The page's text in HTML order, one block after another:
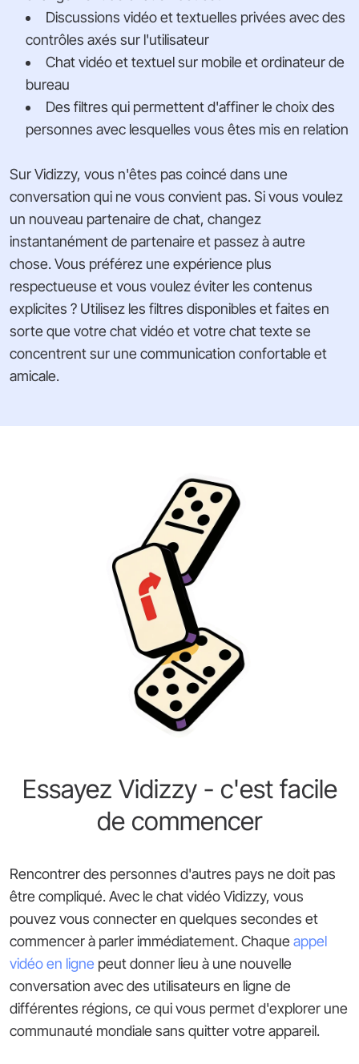
Discussions vidéo et textuelles privées avec des
contrôles axés sur l'utilisateur
Chat vidéo et textuel sur mobile et ordinateur de
bureau
Des filtres qui permettent d'affiner le choix des
personnes avec lesquelles vous êtes mis en relation
Sur Vidizzy, vous n'êtes pas coincé dans une
conversation qui ne vous convient pas. Si vous voulez
un nouveau partenaire de chat, changez
instantanément de partenaire et passez à autre
chose. Vous préférez une expérience plus
respectueuse et vous voulez éviter les contenus
explicites ? Utilisez les filtres disponibles et faites en
sorte que votre chat vidéo et votre chat texte se
concentrent sur une communication confortable et
amicale.
Essayez Vidizzy - c'est facile
de commencer
Rencontrer des personnes d'autres pays ne doit pas
être compliqué. Avec le chat vidéo Vidizzy, vous
pouvez vous connecter en quelques secondes et
commencer à parler immédiatement. Chaque appel
vidéo en ligne peut donner lieu à une nouvelle
conversation avec des utilisateurs en ligne de
différentes régions, ce qui vous permet d'explorer une
communauté mondiale sans quitter votre appareil.